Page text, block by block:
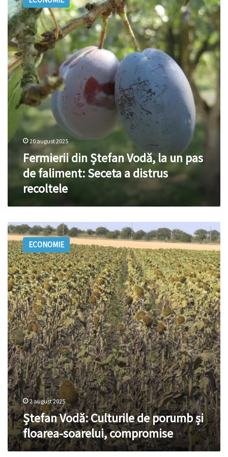
Ștefan
Vodă,
la
un
pas
de
faliment:
Seceta
distrus
recoltele
20 august 2025
Fermierii din Ștefan Vodă, la un pas
de faliment: Seceta a distrus
recoltele
Ștefan
Vodă:
Culturile
de
porumb
și
floarea-
soarelui,
compromise
ECONOMIE
2 august 2025
Ștefan Vodă: Culturile de porumb și
floarea-soarelui, compromise